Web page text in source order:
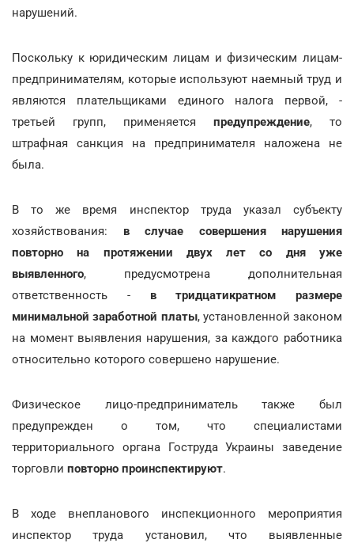
нарушений.
Поскольку к юридическим лицам и физическим лицам-
предпринимателям, которые используют наемный труд и
являются плательщиками единого налога первой, -
третьей групп, применяется предупреждение, то
штрафная санкция на предпринимателя наложена не
была.
В то же время инспектор труда указал субъекту
хозяйствования: в случае совершения нарушения
повторно на протяжении двух лет со дня уже
выявленного, предусмотрена дополнительная
ответственность -в тридцатикратном размере
минимальной заработной платы, установленной законом
на момент выявления нарушения, за каждого работника
относительно которого совершено нарушение.
Физическое лицо-предприниматель также был
предупрежден о том, что специалистами
территориального органа Гоструда Украины заведение
торговли повторно проинспектируют.
В ходе внепланового инспекционного мероприятия
инспектор труда установил, что выявленные